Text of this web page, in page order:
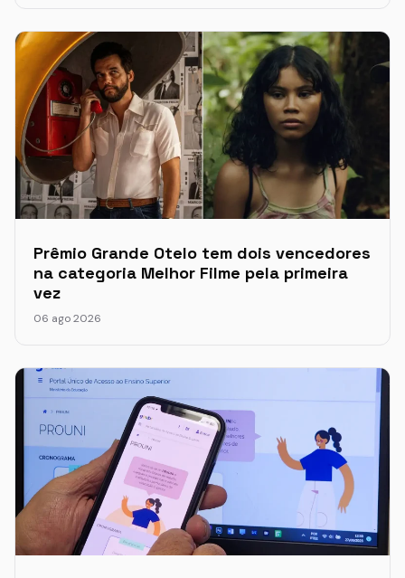
Prêmio Grande Otelo tem dois vencedores
na categoria Melhor Filme pela primeira
vez
06 ago 2026